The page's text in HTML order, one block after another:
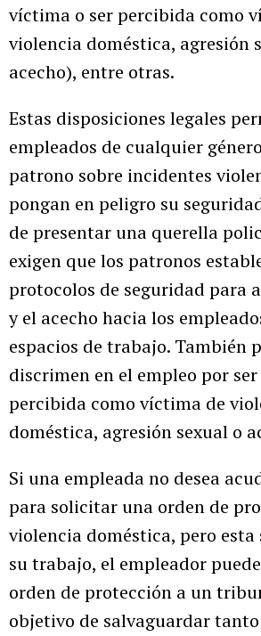
víctima o ser percibida como
violencia doméstica, agresión
acecho), entre otras.
Estas disposiciones legales
empleados de cualquier
patrono sobre incidentes
pongan en peligro su
de presentar una querella
exigen que los patronos
protocolos de seguridad para
y el acecho hacia los
espacios de trabajo. También
discrimen en el empleo por
percibida como víctima de
doméstica, agresión sexual o
Si una empleada no desea
para solicitar una orden de
violencia doméstica, pero
su trabajo, el empleador
orden de protección a un
objetivo de salvaguardar